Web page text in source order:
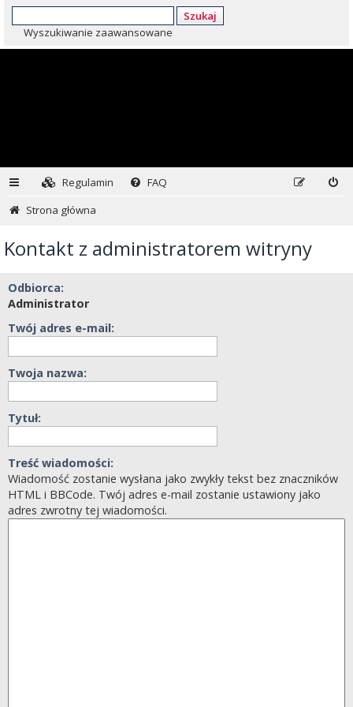
Szukaj
Wyszukiwanie zaawansowane
Regulamin
FAQ
Strona główna
Kontakt z administratorem witryny
Odbiorca:
Administrator
Twój adres e-mail:
Twoja nazwa:
Tytuł:
Treść wiadomości:
Wiadomość zostanie wysłana jako zwykły tekst bez znaczników
HTML i BBCode. Twój adres e-mail zostanie ustawiony jako
adres zwrotny tej wiadomości.